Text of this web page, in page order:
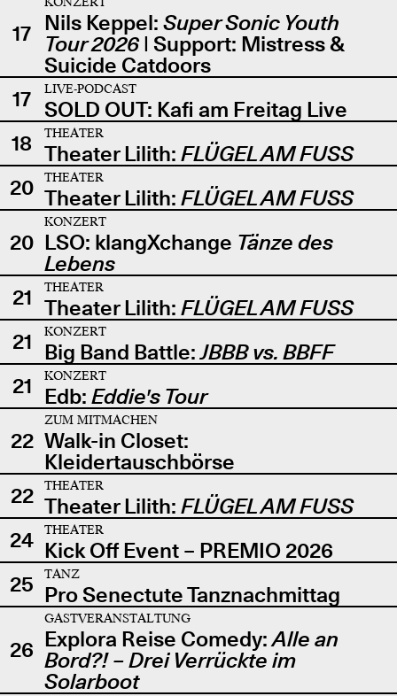
17 Nils Keppel: Super Sonic Youth
Tour 2026| Support: Mistress &
Suicide Catdoors
17
LIVE-PODCAST
SOLD OUT: Kafi am Freitag Live
18
THEATER
Theater Lilith: FLÜGEL AM FUSS
20
THEATER
Theater Lilith: FLÜGEL AM FUSS
20
KONZERT
LSO: klangXchange Tänze des
Lebens
21
THEATER
Theater Lilith: FLÜGEL AM FUSS
21
KONZERT
Big Band Battle:JBBB vs. BBFF
21
KONZERT
Edb: Eddie's Tour
22
ZUM MITMACHEN
Walk-in Closet:
Kleidertauschbörse
22
THEATER
Theater Lilith: FLÜGEL AM FUSS
24
THEATER
Kick Off Event – PREMIO 2026
25
TANZ
Pro Senectute Tanznachmittag
26
GASTVERANSTALTUNG
Explora Reise Comedy:Alle an
Bord?! – Drei Verrückte im
Solarboot